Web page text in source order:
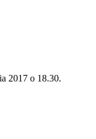
2017 o 18.30.